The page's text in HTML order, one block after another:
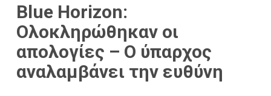
Blue Horizon:
Ολοκληρώθηκαν οι
απολογίες – Ο ύπαρχος
αναλαμβάνει την ευθύνη